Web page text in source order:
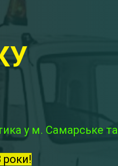
у м. Самарське та
роки!